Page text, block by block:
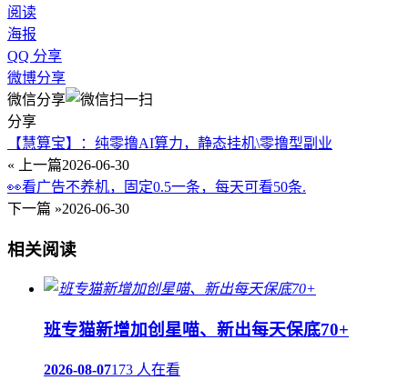
阅读
海报
QQ 分享
微博分享
微信分享
分享
【慧算宝】：纯零撸AI算力，静态挂机\零撸型副业
« 上一篇2026-06-30
👀看广告不养机，固定0.5一条，每天可看50条.
下一篇 »2026-06-30
相关阅读
班专猫新增加创星喵、新出每天保底70+
2026-08-07173 人在看